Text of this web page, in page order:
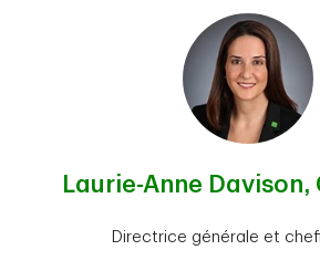
Laurie-Anne Davison,
Directrice générale et